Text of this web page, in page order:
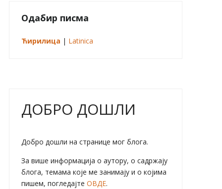
Одабир писма
Ћирилица | Latinica
ДОБРО ДОШЛИ
Добро дошли на странице мог блога.
За више информација о аутору, о садржају
блога, темама које ме занимају и о којима
пишем, погледајте ОВДЕ.